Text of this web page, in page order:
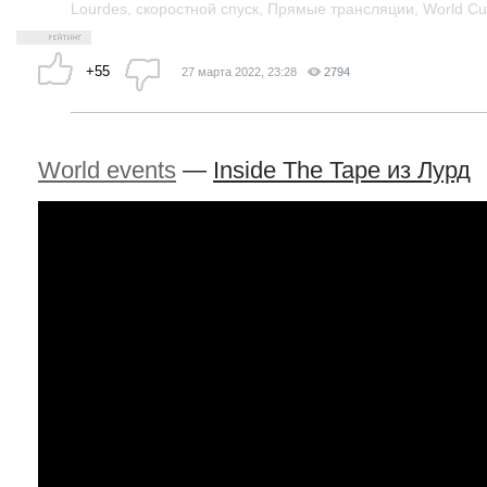
Lourdes скоростной спуск Прямые трансляции World
+55 27 марта 2022, 23:28 2794
World events — Inside The Tape из Лурд